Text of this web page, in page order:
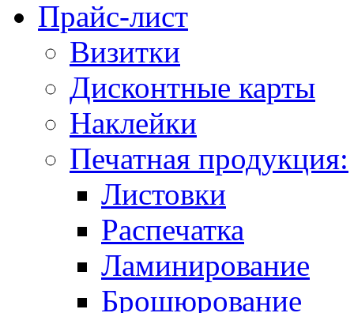
Прайс-лист
Визитки
Дисконтные карты
Наклейки
Печатная продукция:
Листовки
Распечатка
Ламинирование
Брошюрование